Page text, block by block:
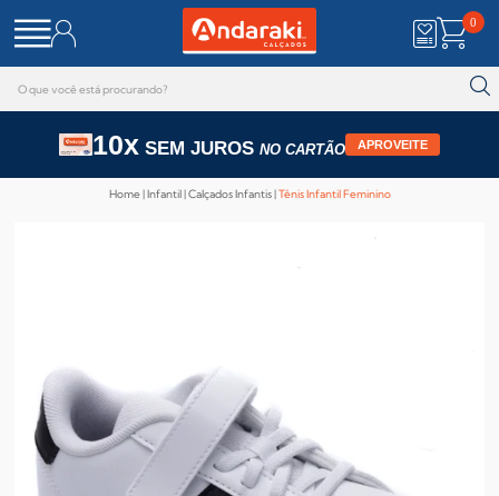
0
10x SEM JUROS NO CARTÃO APROVEITE
Home Infantil Calçados Infantis Tênis Infantil Feminino